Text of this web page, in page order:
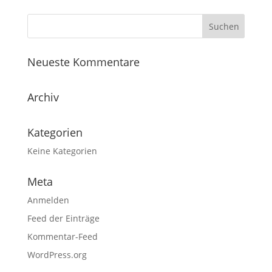
Neueste Kommentare
Archiv
Kategorien
Keine Kategorien
Meta
Anmelden
Feed der Einträge
Kommentar-Feed
WordPress.org